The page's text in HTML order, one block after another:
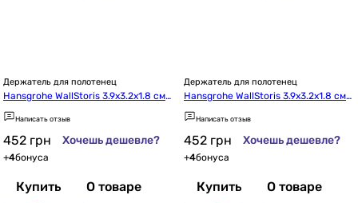
Держатель для полотенец
Hansgrohe WallStoris 3.9x3.2x1.8 см
Matt Black 27914670
Написать отзыв
452 грн Хочешь дешевле?
+4бонуса
Купить О товаре
Держатель для полотенец
Hansgrohe WallStoris 3.9x3.2x1.8 см
Matt White 27914700
Написать отзыв
452 грн Хочешь дешевле?
+4бонуса
Купить О товаре